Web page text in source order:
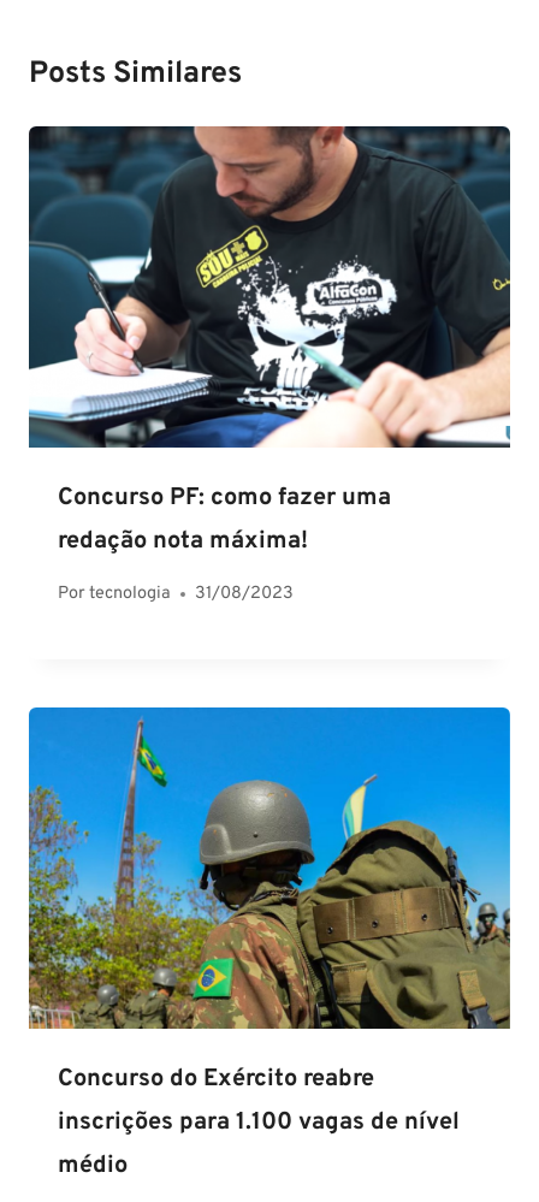
Posts Similares
Concurso PF: como fazer uma
redação nota máxima!
Portecnologia 31/08/2023
Concurso do Exército reabre
inscrições para 1.100 vagas de nível
médio